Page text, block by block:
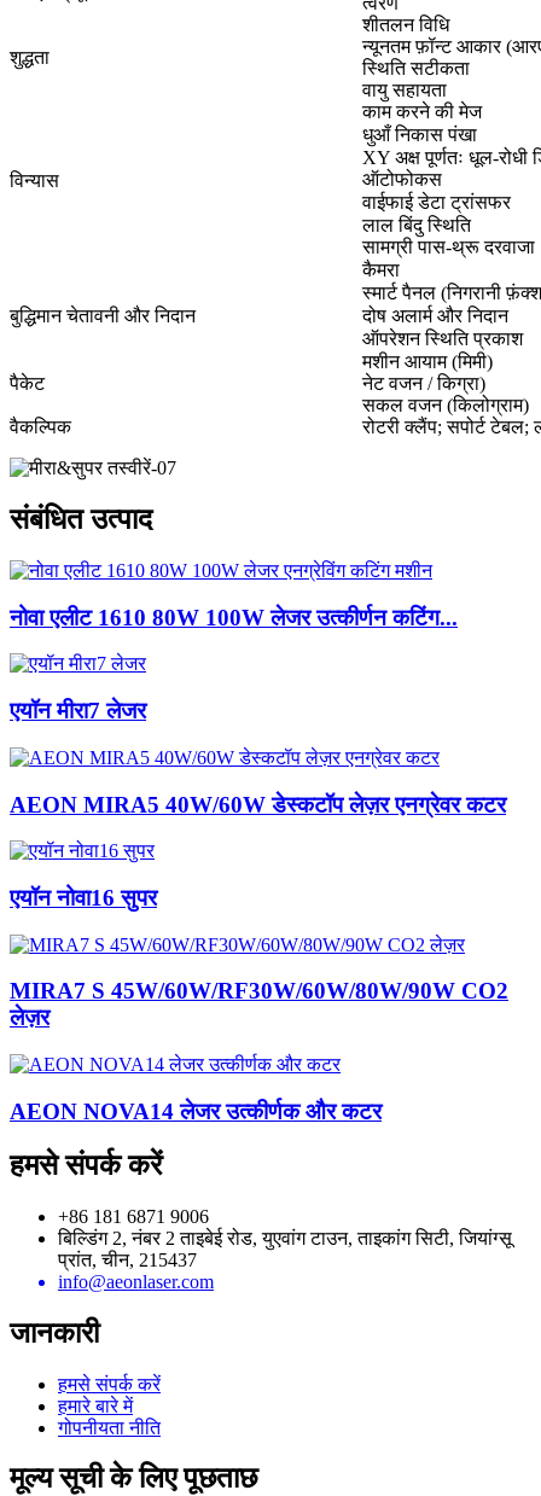
शीतलन विधि
शुद्धता
न्यूनतम फ़ॉन्ट आकार
स्थिति सटीकता
विन्यास
वायु सहायता
काम करने की मेज
धुआँ निकास पंखा
XY अक्ष पूर्णतः धूल-रोधी
ऑटोफोकस
वाईफाई डेटा ट्रांसफर
लाल बिंदु स्थिति
सामग्री पास-थ्रू दरवाजा
कैमरा
बुद्धिमान चेतावनी और निदान
स्मार्ट पैनल (निगरानी
दोष अलार्म और निदान
ऑपरेशन स्थिति प्रकाश
पैकेट
मशीन आयाम (मिमी)
नेट वजन / किग्रा)
सकल वजन (किलोग्राम)
वैकल्पिक
रोटरी क्लैंप; सपोर्ट टेबल;
संबंधित उत्पाद
नोवा एलीट 1610 80W 100W लेजर उत्कीर्णन कटिंग...
एयॉन मीरा7 लेजर
AEON MIRA5 40W/60W डेस्कटॉप लेज़र एनग्रेवर कटर
एयॉन नोवा16 सुपर
MIRA7 S 45W/60W/RF30W/60W/80W/90W CO2
लेज़र
AEON NOVA14 लेजर उत्कीर्णक और कटर
हमसे संपर्क करें
+86 181 6871 9006
बिल्डिंग 2, नंबर 2 ताइबेई रोड, युएवांग टाउन, ताइकांग सिटी, जियांग्सू
प्रांत, चीन, 215437
info@aeonlaser.com
जानकारी
हमसे संपर्क करें
हमारे बारे में
गोपनीयता नीति
मूल्य सूची के लिए पूछताछ